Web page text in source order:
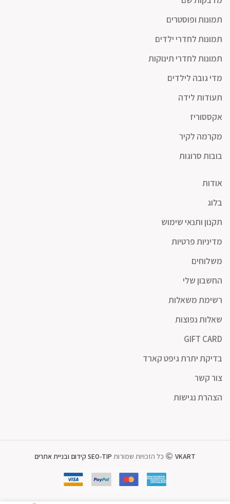
תמונות ופוסטרים
תמונות לחדרי ילדים
תמונות לחדרי תינוקות
מדי גובה לילדים
תעודות לידה
אקססוריז
מקרמה לקיר
בובות סרוגות
אודות
בלוג
תקנון ותנאי שימוש
מדיניות פרטיות
משלוחים
החשבון שלי
רשימת משאלות
שאלות נפוצות
GIFT CARD
בדיקת יתרת גיפט קארד
צור קשר
הצהרת נגישות
VKART כל הזכויות שמורות SEO-TIP קידום ובניית אתרים